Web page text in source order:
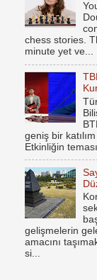
chess stories.
minute yet ve...
geniş bir
Etkinliğin teması
gelişmelerin
amacını
si...